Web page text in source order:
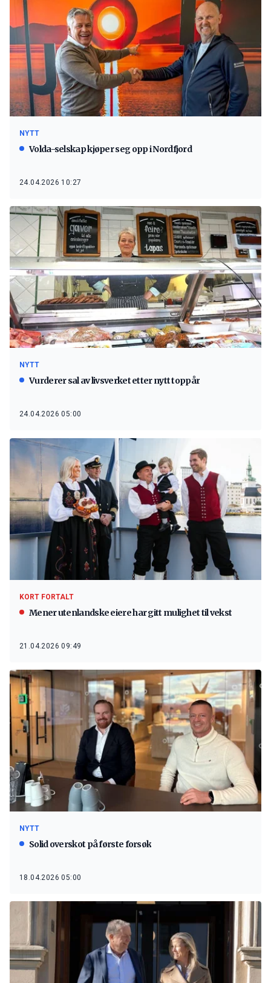
NYTT
Volda-selskap kjøper seg opp i Nordfjord
24.04.2026 10:27
NYTT
Vurderer sal av livsverket etter nytt toppår
24.04.2026 05:00
KORT FORTALT
Mener utenlandske eiere har gitt mulighet til vekst
21.04.2026 09:49
NYTT
Solid overskot på første forsøk
18.04.2026 05:00